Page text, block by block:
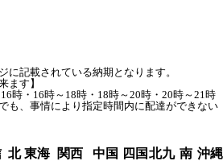
記載されている納期となります。
ます】
時・16時～18時・18時～20時・20時～21時
も、事情により指定時間内に配達ができない
北 東海 関西 中国 四国北九 南 沖縄